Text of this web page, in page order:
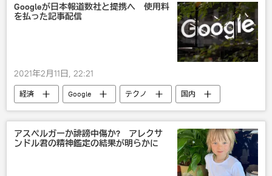
Googleが日本報道数社と提携へ 使用料
を払った記事配信
2021年2月11日, 22:21
経済 Google テクノ 国内
アスペルガーか誹謗中傷か? アレクサ
ンドル君の精神鑑定の結果が明らかに